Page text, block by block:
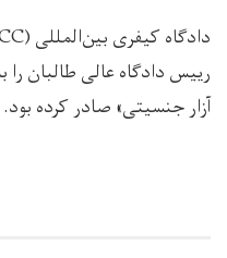
رییس دادگاه عالی طالبان را
آزار جنسیتی» صادر کرده بود.